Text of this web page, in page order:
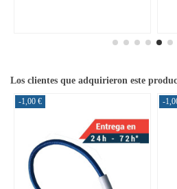
Los clientes que adquirieron este
-1,00 € -